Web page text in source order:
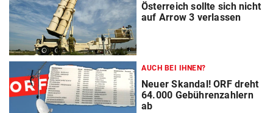
Österreich sollte sich nicht
auf Arrow 3 verlassen
AUCH BEI IHNEN?
Neuer Skandal! ORF dreht
64.000 Gebührenzahlern
ab